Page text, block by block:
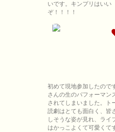
いです。キンプリはいい
ぞ！！！！
初めて現地参加したので
さんの生のパフォーマン
されてしまいました。ト
読劇はとても面白く、皆
しそうな姿が見れ、ライ
はかっこよくて可愛くて